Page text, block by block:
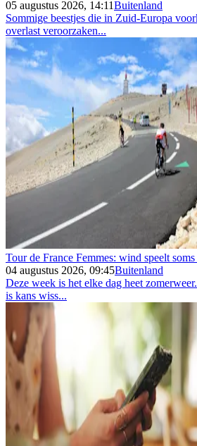
05 augustus 2026, 14:11Buitenland
Sommige beestjes die in Zuid-Europa
overlast veroorzaken...
Tour de France Femmes: wind speelt
04 augustus 2026, 09:45Buitenland
Deze week is het elke dag heet
is kans wiss...